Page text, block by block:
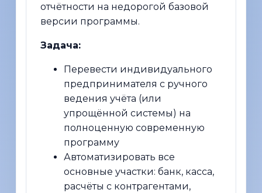
отчётности на недорогой базовой
версии программы.
Задача:
Перевести индивидуального
предпринимателя с ручного
ведения учёта (или
упрощённой системы) на
полноценную современную
программу
Автоматизировать все
основные участки: банк, касса,
расчёты с контрагентами,